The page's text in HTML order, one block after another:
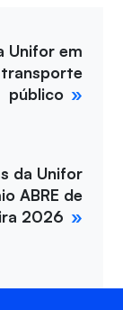
Unifor em
público
da Unifor
ABRE de
2026